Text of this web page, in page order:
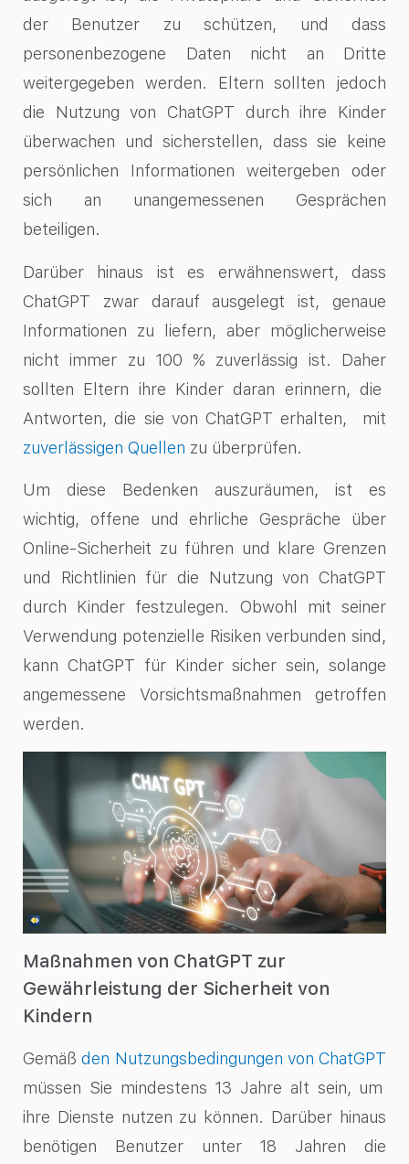
der Benutzer zu schützen, und dass
personenbezogene Daten nicht an Dritte
weitergegeben werden. Eltern sollten jedoch
die Nutzung von ChatGPT durch ihre Kinder
überwachen und sicherstellen, dass sie keine
persönlichen Informationen weitergeben oder
sich an unangemessenen Gesprächen
beteiligen.
Darüber hinaus ist es erwähnenswert, dass
ChatGPT zwar darauf ausgelegt ist, genaue
Informationen zu liefern, aber möglicherweise
nicht immer zu 100 % zuverlässig ist. Daher
sollten Eltern ihre Kinder daran erinnern, die
Antworten, die sie von ChatGPT erhalten, mit
zuverlässigen Quellen zu überprüfen.
Um diese Bedenken auszuräumen, ist es
wichtig, offene und ehrliche Gespräche über
Online-Sicherheit zu führen und klare Grenzen
und Richtlinien für die Nutzung von ChatGPT
durch Kinder festzulegen. Obwohl mit seiner
Verwendung potenzielle Risiken verbunden sind,
kann ChatGPT für Kinder sicher sein, solange
angemessene Vorsichtsmaßnahmen getroffen
werden.
Maßnahmen von ChatGPT zur
Gewährleistung der Sicherheit von
Kindern
Gemäßden Nutzungsbedingungen von ChatGPT
müssen Sie mindestens 13 Jahre alt sein, um
ihre Dienste nutzen zu können. Darüber hinaus
benötigen Benutzer unter 18 Jahren die